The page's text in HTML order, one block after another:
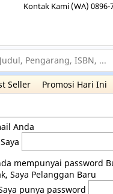
Kontak Kami (WA) 0896-
Seller Promosi Hari Ini
Anda
mempunyai password
Saya Pelanggan Baru
punya password